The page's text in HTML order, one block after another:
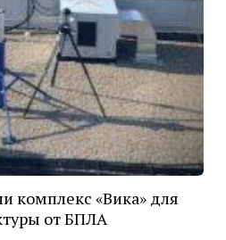
комплекс «Вика» для
от БПЛА